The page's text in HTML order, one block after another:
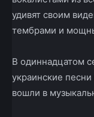
удивят своим
тембрами и
В одиннадцатом
украинские
вошли в